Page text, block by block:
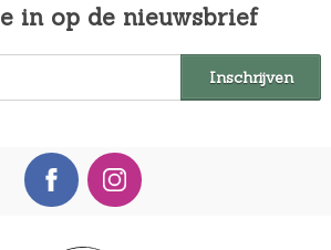
in op de nieuwsbrief